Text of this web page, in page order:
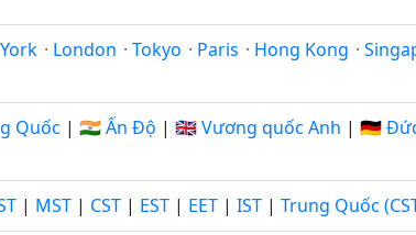
· London · Tokyo · Paris · Hong Kong ·
Quốc | 🇮🇳 Ấn Độ | 🇬🇧 Vương quốc Anh | 🇩🇪
| MST | CST | EST | EET | IST | Trung Quốc